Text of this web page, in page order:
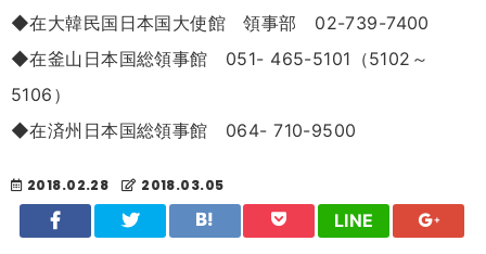
◆在大韓民国日本国大使館 領事部 02-739-7400
◆在釜山日本国総領事館 051- 465-5101（5102～
5106）
◆在済州日本国総領事館 064- 710-9500
2018.02.28 2018.03.05
LINE